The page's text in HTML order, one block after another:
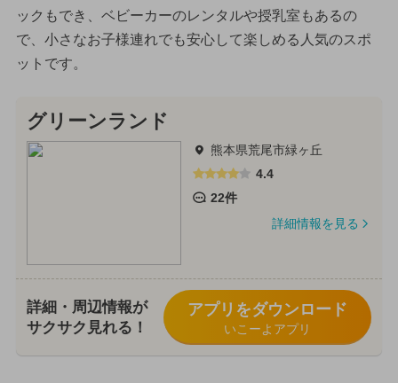
ックもでき、ベビーカーのレンタルや授乳室もあるの
で、小さなお子様連れでも安心して楽しめる人気のスポ
ットです。
グリーンランド
熊本県荒尾市緑ヶ丘
4.4
22件
詳細情報を見る
詳細・周辺情報が
サクサク見れる！
アプリをダウンロード
いこーよアプリ